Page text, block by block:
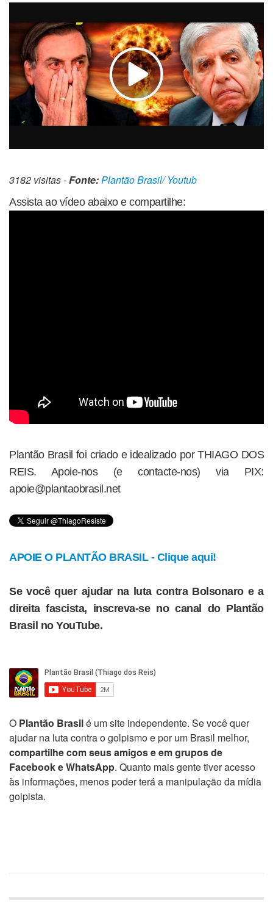
3182 visitas -Fonte: Plantão Brasil/ Youtub
Assista ao vídeo abaixo e compartilhe:
Plantão Brasil foi criado e idealizado por THIAGO DOS
REIS. Apoie-nos (e contacte-nos) via PIX:
apoie@plantaobrasil.net
APOIE O PLANTÃO BRASIL - Clique aqui!
Se você quer ajudar na luta contra Bolsonaro e a
direita fascista, inscreva-se no canal do Plantão
Brasil no YouTube.
O Plantão Brasilé um site independente. Se você quer
ajudar na luta contra o golpismo e por um Brasil melhor,
compartilhe com seus amigos e em grupos de
Facebook e WhatsApp. Quanto mais gente tiver acesso
às informações, menos poder terá a manipulação da mídia
golpista.